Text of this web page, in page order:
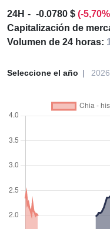
24H -0.0780 $ (-
Capitalización de
Volumen de 24 horas:
Seleccione el año 2026